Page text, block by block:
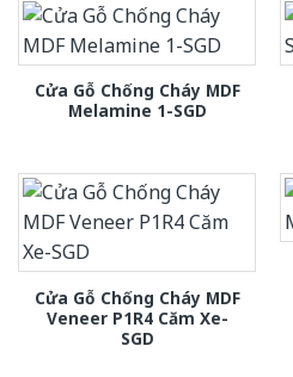
Cửa Gỗ Chống Cháy MDF
Melamine 1-SGD
Cửa Gỗ Chống Cháy MDF
Veneer P1R4 Căm Xe-
SGD